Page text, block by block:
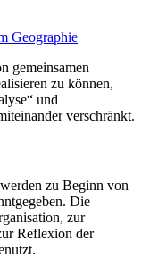
Geographie
gemeinsamen
zu können,
und
verschränkt.
werden zu Beginn von
Die
zur
Reflexion der